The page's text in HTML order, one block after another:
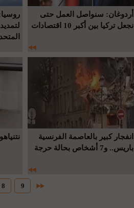
أردوغان: سنواصل العمل حتى
نجعل تركيا بين أكبر 10 اقتصادات
انفجار كبير بالعاصمة الفرنسية
باريس.. و7 أشخاص بحالة حرجة
8 9